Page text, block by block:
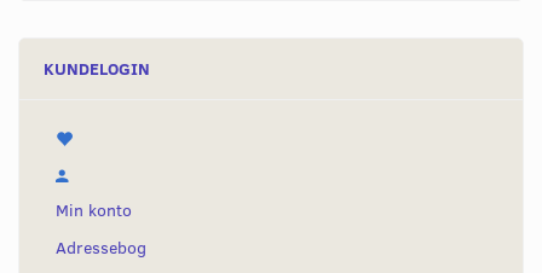
KUNDELOGIN
Min konto
Adressebog